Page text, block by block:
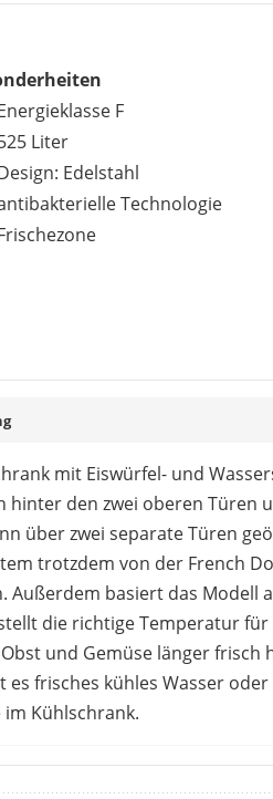
F
Liter
Edelstahl
Technologie
mit Eiswürfel- und
hinter den zwei oberen Türen
über zwei separate Türen
trotzdem von der French
basiert das Modell
die richtige Temperatur
und Gemüse länger
frisches kühles Wasser
Kühlschrank.
für das Modell. Schlechte
erhalten. Das Volumen ist